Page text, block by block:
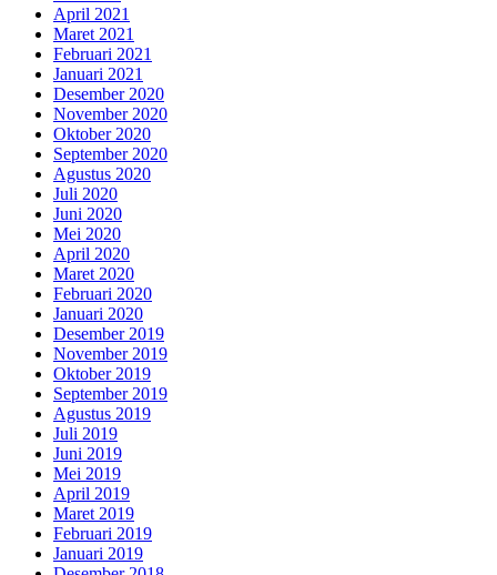
April 2021
Maret 2021
Februari 2021
Januari 2021
Desember 2020
November 2020
Oktober 2020
September 2020
Agustus 2020
Juli 2020
Juni 2020
Mei 2020
April 2020
Maret 2020
Februari 2020
Januari 2020
Desember 2019
November 2019
Oktober 2019
September 2019
Agustus 2019
Juli 2019
Juni 2019
Mei 2019
April 2019
Maret 2019
Februari 2019
Januari 2019